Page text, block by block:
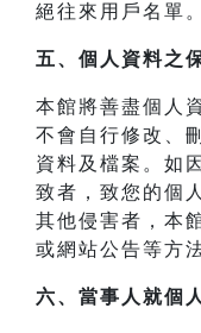
絕往來用戶名單。
五、個人資料之
本館將善盡個人
不會自行修改、
資料及檔案。如
致者，致您的個
其他侵害者，本
或網站公告等方
六、當事人就個